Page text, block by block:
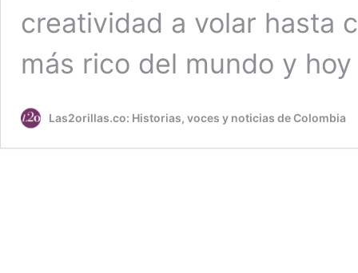
creatividad a volar hasta
más rico del mundo y
Las2orillas.co: Historias, voces y noticias de Colombia